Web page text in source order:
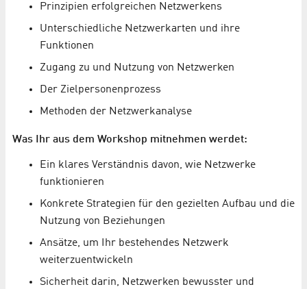
Prinzipien erfolgreichen Netzwerkens
Unterschiedliche Netzwerkarten und ihre
Funktionen
Zugang zu und Nutzung von Netzwerken
Der Zielpersonenprozess
Methoden der Netzwerkanalyse
Was Ihr aus dem Workshop mitnehmen werdet:
Ein klares Verständnis davon, wie Netzwerke
funktionieren
Konkrete Strategien für den gezielten Aufbau und die
Nutzung von Beziehungen
Ansätze, um Ihr bestehendes Netzwerk
weiterzuentwickeln
Sicherheit darin, Netzwerken bewusster und